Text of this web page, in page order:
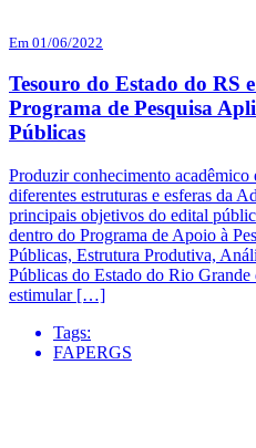
Em 01/06/2022
Tesouro do Estado do RS
Programa de Pesquisa
Públicas
Produzir conhecimento
diferentes estruturas e esferas da
principais objetivos do edital
dentro do Programa de Apoio à
Públicas, Estrutura Produtiva,
Públicas do Estado do Rio
estimular […]
Tags:
FAPERGS